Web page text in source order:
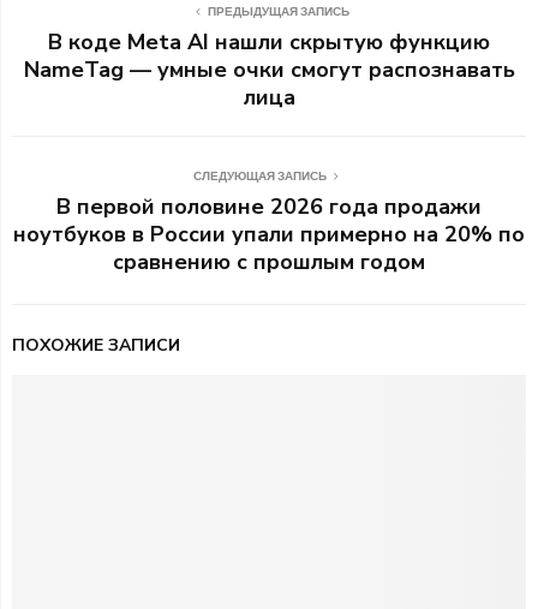
ПРЕДЫДУЩАЯ ЗАПИСЬ
В коде Meta AI нашли скрытую функцию
NameTag — умные очки смогут распознавать
лица
СЛЕДУЮЩАЯ ЗАПИСЬ
В первой половине 2026 года продажи
ноутбуков в России упали примерно на 20% по
сравнению с прошлым годом
ПОХОЖИЕ ЗАПИСИ